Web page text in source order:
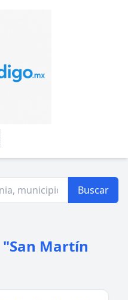
Buscar
"San Martín